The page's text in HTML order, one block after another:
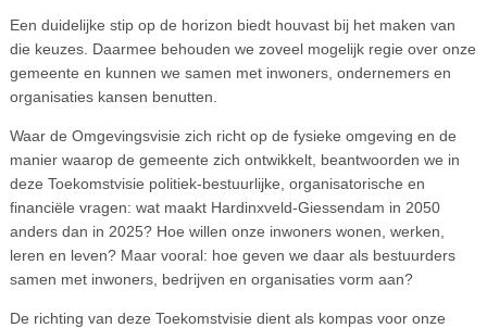
Een duidelijke stip op de horizon biedt houvast bij het maken van
die keuzes. Daarmee behouden we zoveel mogelijk regie over onze
gemeente en kunnen we samen met inwoners, ondernemers en
organisaties kansen benutten.
Waar de Omgevingsvisie zich richt op de fysieke omgeving en de
manier waarop de gemeente zich ontwikkelt, beantwoorden we in
deze Toekomstvisie politiek-bestuurlijke, organisatorische en
financiële vragen: wat maakt Hardinxveld-Giessendam in 2050
anders dan in 2025? Hoe willen onze inwoners wonen, werken,
leren en leven? Maar vooral: hoe geven we daar als bestuurders
samen met inwoners, bedrijven en organisaties vorm aan?
De richting van deze Toekomstvisie dient als kompas voor onze